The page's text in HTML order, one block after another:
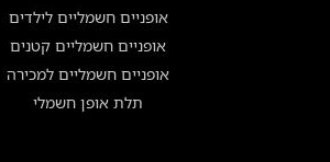
אופניים חשמליים לילדים
אופניים חשמליים קטנים
אופניים חשמליים למכירה
תלת אופן חשמלי